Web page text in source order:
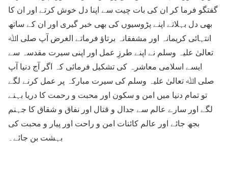
گفتگو فرما کر ان کی بات چیت سے اپنا دل خوش کرتے اور ان کا
بھی دل بہلاتے اپنے پڑوسیوں کی بھی خبر گیری اور ان کے ساتھ
انتہائی کریمانہ اور مشفقانہ برتاؤ فرماتے الغرض آپ صلی اﷲ
تعالیٰ علیہ وسلم نے اپنے طرزِ عمل اور اپنی سیرت مقدسہ سے
ایسے اسلامی معاشرہ کی تشکیل فرمائی کہ اگر آج دنیا آپ
صلی اﷲ تعالیٰ علیہ وسلم کی سیرت مبارکہ پر عمل کرنے لگے
تو تمام دنیا میں امن و سکون اور محبت و رحمت کا دریا بہنے
لگے اور سارے عالم سے جدال و قتال اور نفاق و شقاق کا جہنم
بجھ جائے اور عالم کائنات امن و راحت اور پیار و محبت کی
بہشت بن جائے۔